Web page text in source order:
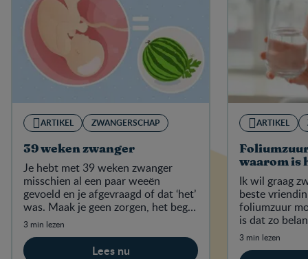
ARTIKEL ZWANGERSCHAP
39 weken zwanger
Je hebt met 39 weken zwanger
misschien al een paar weeën
gevoeld en je afgevraagd of dat ‘het’
was. Maak je geen zorgen, het begin
van de weeën zal je echt niet
3 min lezen
Lees nu
ARTIKEL
waarom is
Ik wil graag
beste
foliumzuur
is dat zo
3 min lezen